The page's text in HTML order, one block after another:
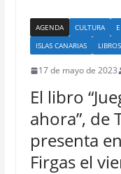
AGENDA CULTURA
ISLAS CANARIAS
LIBROS
17 de mayo de 2023
El libro
ahora”, de
presenta
Firgas el